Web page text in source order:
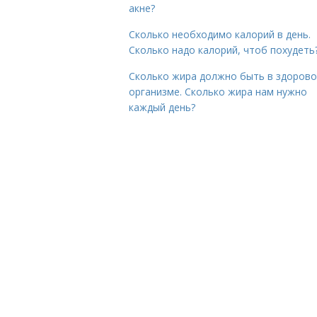
акне?
Сколько необходимо калорий в день.
Сколько надо калорий, чтоб
Сколько жира должно быть в
организме. Сколько жира нам нужно
каждый день?